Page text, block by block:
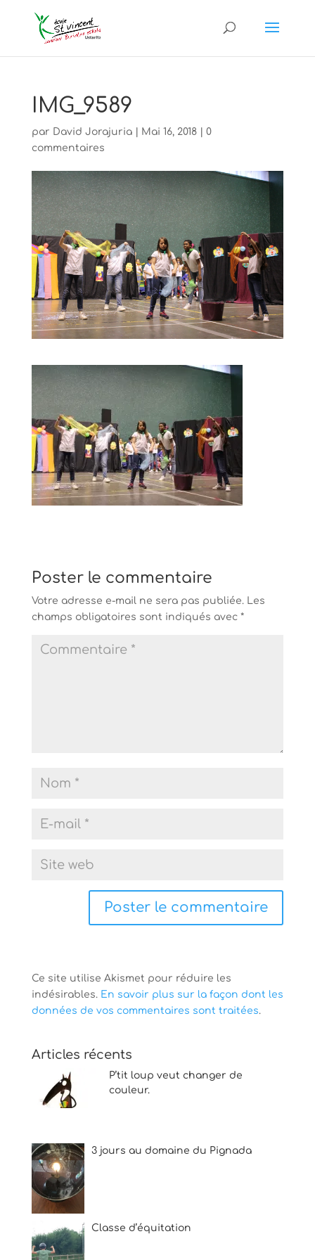
IMG_9589
par David Jorajuria| Mai 16, 2018| 0
commentaires
Poster le commentaire
Votre adresse e-mail ne sera pas publiée. Les
champs obligatoires sont indiqués avec *
Ce site utilise Akismet pour réduire les
indésirables. En savoir plus sur la façon dont les
données de vos commentaires sont traitées.
Articles récents
P’tit loup veut changer de
couleur.
3 jours au domaine du Pignada
Classe d’équitation